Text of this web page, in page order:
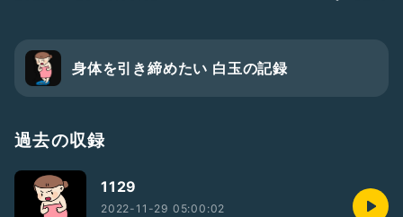
身体を引き締めたい 白玉の記録
過去の収録
1129
2022-11-29 05:00:02